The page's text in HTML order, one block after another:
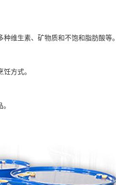
维生素、矿物质和不饱和脂肪酸等。
方式。